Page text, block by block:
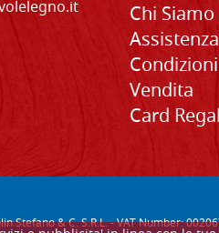
Chi Siamo
Assistenza
Vendita
Card
Stefano & C. S.R.L. - VAT Number: